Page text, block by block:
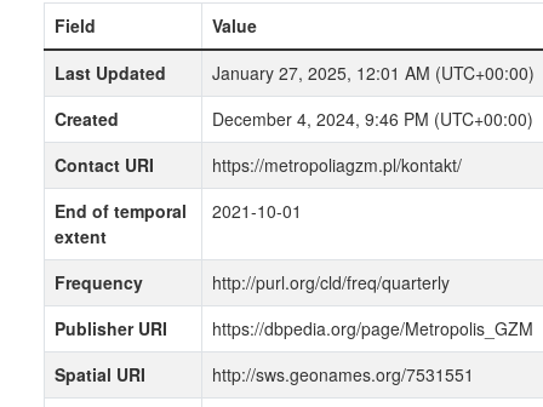
Field
Value
Last Updated
January 27, 2025, 12:01 AM (UTC+00:00)
Created
December 4, 2024, 9:46 PM (UTC+00:00)
Contact URI
https://metropoliagzm.pl/kontakt/
End of temporal
extent
2021-10-01
Frequency
http://purl.org/cld/freq/quarterly
Publisher URI
https://dbpedia.org/page/Metropolis_GZM
Spatial URI
http://sws.geonames.org/7531551